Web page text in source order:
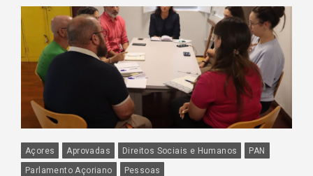
Açores Aprovadas Direitos Sociais e Humanos
PAN
Parlamento Açoriano
Pessoas